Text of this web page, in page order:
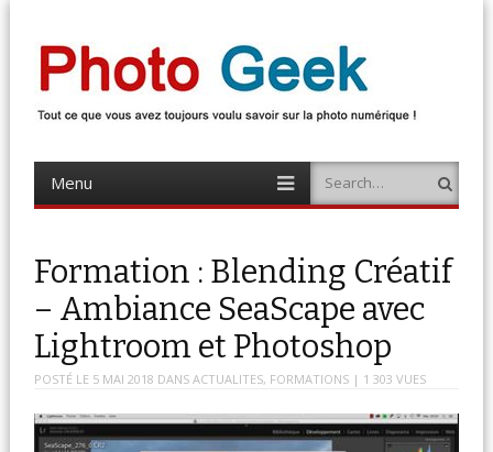
Photo Geek
Menu
content
Search
Formation : Blending Créatif
– Ambiance SeaScape avec
Lightroom et Photoshop
POSTÉ LE 5 MAI 2018 DANSACTUALITES, FORMATIONS | 1 303 VUES